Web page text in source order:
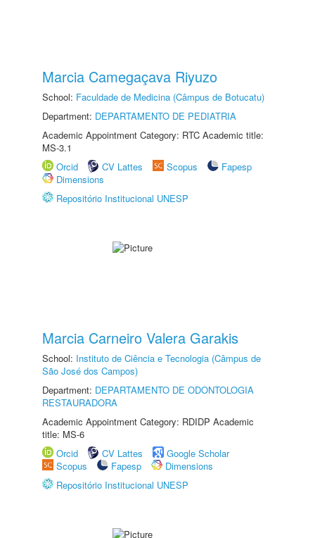
Marcia Camegaçava Riyuzo
School: Faculdade de Medicina (Câmpus de Botucatu)
Department: DEPARTAMENTO DE PEDIATRIA
Academic Appointment Category: RTC Academic title:
MS-3.1
Orcid
CV Lattes Scopus
Fapesp
Dimensions
Repositório Institucional UNESP
Marcia Carneiro Valera Garakis
School: Instituto de Ciência e Tecnologia (Câmpus de
São José dos Campos)
Department: DEPARTAMENTO DE ODONTOLOGIA
RESTAURADORA
Academic Appointment Category: RDIDP Academic
title: MS-6
Orcid
CV Lattes
Google Scholar
Scopus
Fapesp
Dimensions
Repositório Institucional UNESP